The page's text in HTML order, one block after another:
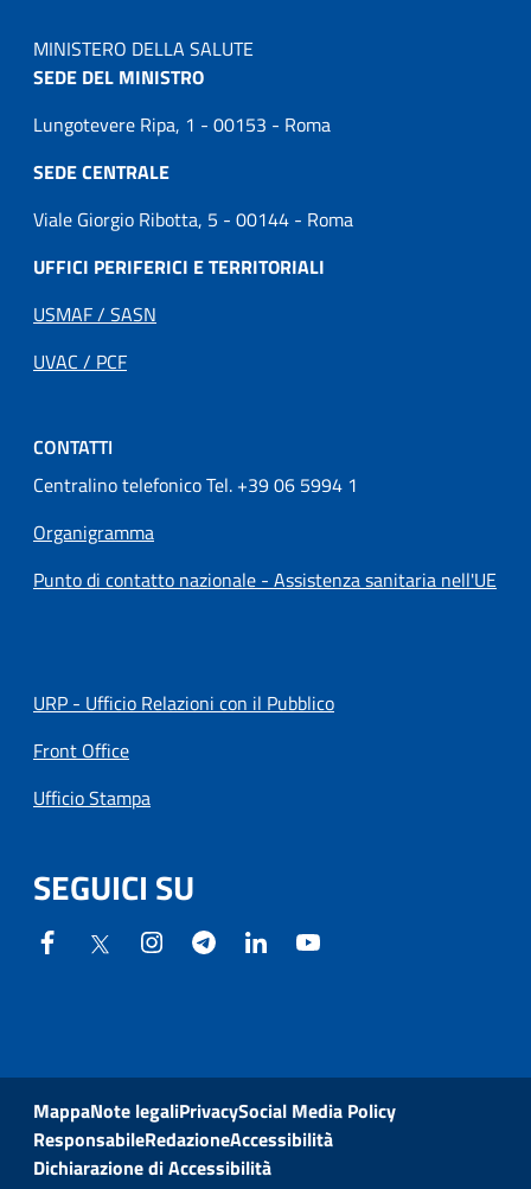
MINISTERO DELLA SALUTE
SEDE DEL MINISTRO
Lungotevere Ripa, 1 - 00153 - Roma
SEDE CENTRALE
Viale Giorgio Ribotta, 5 - 00144 - Roma
UFFICI PERIFERICI E TERRITORIALI
USMAF / SASN
UVAC / PCF
CONTATTI
Centralino telefonico Tel. +39 06 5994 1
Organigramma
Punto di contatto nazionale - Assistenza sanitaria nell'UE
URP - Ufficio Relazioni con il Pubblico
Front Office
Ufficio Stampa
SEGUICI SU
MappaNote legaliPrivacySocial Media Policy
ResponsabileRedazioneAccessibilità
Dichiarazione di Accessibilità